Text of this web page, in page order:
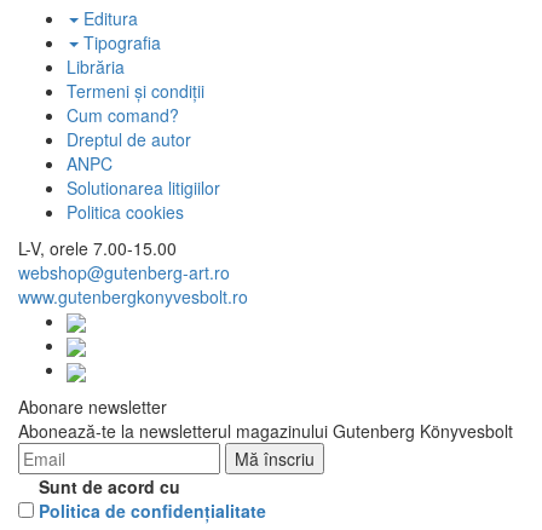
Editura
Tipografia
Librăria
Termeni și condiții
Cum comand?
Dreptul de autor
ANPC
Solutionarea litigiilor
Politica cookies
L-V, orele 7.00-15.00
webshop@gutenberg-art.ro
www.gutenbergkonyvesbolt.ro
Abonare newsletter
Abonează-te la newsletterul magazinului Gutenberg Könyvesbolt
Sunt de acord cu
Politica de confidenţialitate